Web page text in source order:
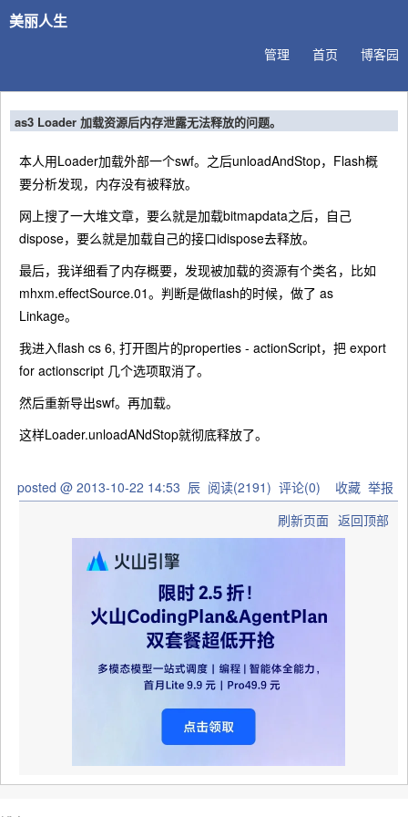
美丽人生
博客园
首页
管理
as3 Loader 加载资源后内存泄露无法释放的问题。
本人用Loader加载外部一个swf。之后unloadAndStop，Flash概
要分析发现，内存没有被释放。
网上搜了一大堆文章，要么就是加载bitmapdata之后，自己
dispose，要么就是加载自己的接口idispose去释放。
最后，我详细看了内存概要，发现被加载的资源有个类名，比如
mhxm.effectSource.01。判断是做flash的时候，做了 as
Linkage。
我进入flash cs 6, 打开图片的properties - actionScript，把 export
for actionscript 几个选项取消了。
然后重新导出swf。再加载。
这样Loader.unloadANdStop就彻底释放了。
posted @ 2013-10-22 14:53 辰 阅读(2191) 评论(0) 收藏 举报
刷新页面 返回顶部